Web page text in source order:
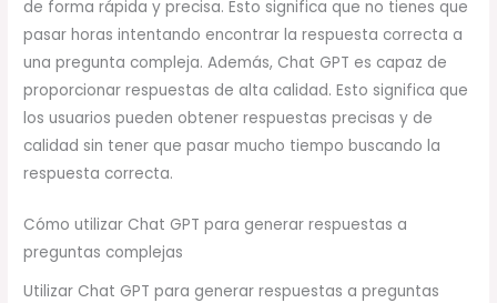
de forma rápida y precisa. Esto significa que no tienes que
pasar horas intentando encontrar la respuesta correcta a
una pregunta compleja. Además, Chat GPT es capaz de
proporcionar respuestas de alta calidad. Esto significa que
los usuarios pueden obtener respuestas precisas y de
calidad sin tener que pasar mucho tiempo buscando la
respuesta correcta.
Cómo utilizar Chat GPT para generar respuestas a
preguntas complejas
Utilizar Chat GPT para generar respuestas a preguntas